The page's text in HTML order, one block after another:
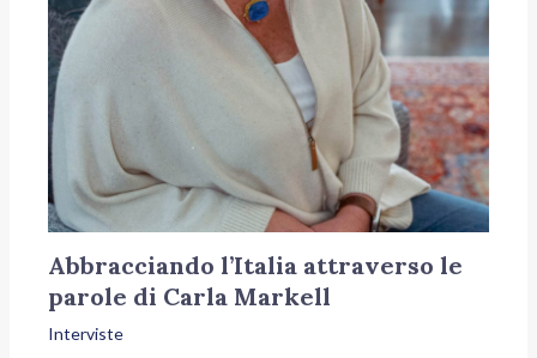
Abbracciando l’Italia attraverso le
parole di Carla Markell
Interviste